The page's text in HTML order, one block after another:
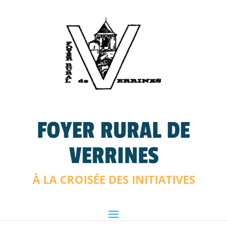
FOYER RURAL DE
VERRINES
À LA CROISÉE DES INITIATIVES